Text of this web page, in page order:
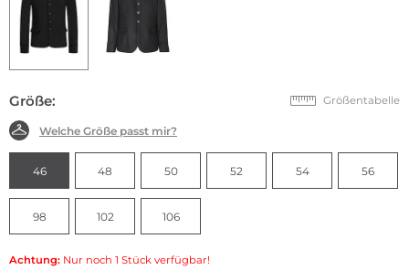
Größe: Größentabelle
Welche Größe passt mir?
46 48 50 52 54 56
98 102 106
Achtung: Nur noch 1 Stück verfügbar!